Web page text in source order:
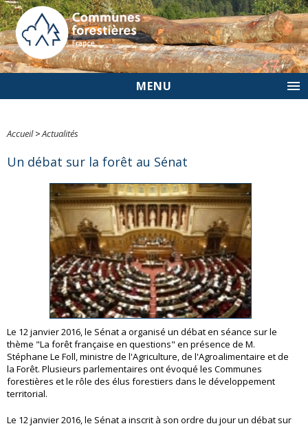
MENU
Accueil>Actualités
Un débat sur la forêt au Sénat
Le 12 janvier 2016, le Sénat a organisé un débat en séance sur le
thème "La forêt française en questions" en présence de M.
Stéphane Le Foll, ministre de l'Agriculture, de l'Agroalimentaire et de
la Forêt. Plusieurs parlementaires ont évoqué les Communes
forestières et le rôle des élus forestiers dans le développement
territorial.
Le 12 janvier 2016, le Sénat a inscrit à son ordre du jour un débat sur